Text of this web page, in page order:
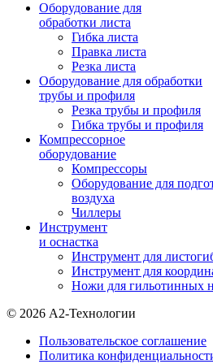
Оборудование для
обработки листа
Гибка листа
Правка листа
Резка листа
Оборудование для обработки
трубы и профиля
Резка трубы и профиля
Гибка трубы и профиля
Компрессорное
оборудование
Компрессоры
Оборудование для
воздуха
Чиллеры
Инструмент
и оснастка
Инструмент для
Инструмент для
Ножи для гильотинных
© 2026 А2-Технологии
Пользовательское соглашение
Политика